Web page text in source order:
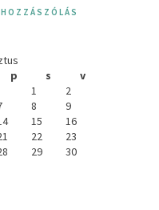
p s
v
1
2
8
9
15
16
22
23
29
30